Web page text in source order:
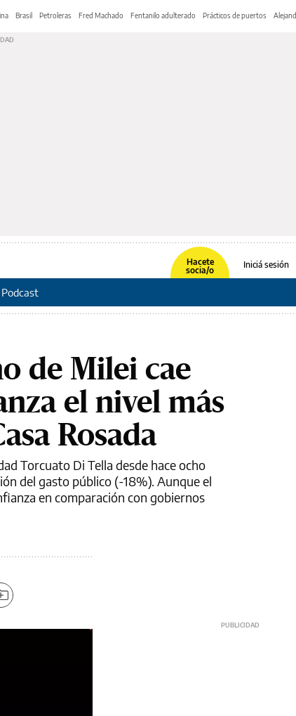
Brasil Petroleras Fred Machado Fentanilo adulterado Prácticos de puertos
Hacete
socia/o
Iniciá sesión
Podcast
de Milei cae
el nivel más
Rosada
Torcuato Di Tella desde hace ocho
del gasto público (-18%). Aunque el
en comparación con gobiernos